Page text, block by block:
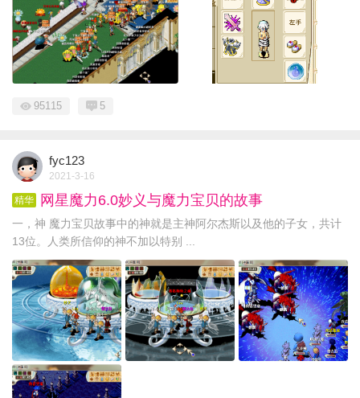
95115 5
fyc123
2021-3-16
精华 网星魔力6.0妙义与魔力宝贝的故事
一，神 魔力宝贝故事中的神就是主神阿尔杰斯以及他的子女，共计
13位。人类所信仰的神不加以特别 ...